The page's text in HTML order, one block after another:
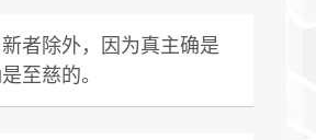
者除外，因为真主确是
至慈的。